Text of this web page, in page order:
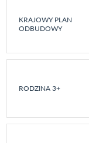
KRAJOWY PLAN
ODBUDOWY
RODZINA 3+